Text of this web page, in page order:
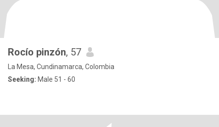
Rocío pinzón, 57
La Mesa, Cundinamarca, Colombia
Seeking: Male 51 - 60